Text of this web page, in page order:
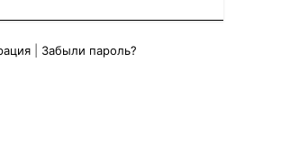
Забыли пароль?